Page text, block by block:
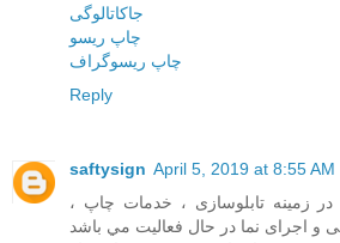
جاکاتالوگی
چاپ ریسو
چاپ ریسوگراف
Reply
saftysign April 5, 2019 at 8:55 AM
در زمينه تابلوسازی ، خدمات چاپ ،
و اجرای نما در حال فعاليت مي باشد